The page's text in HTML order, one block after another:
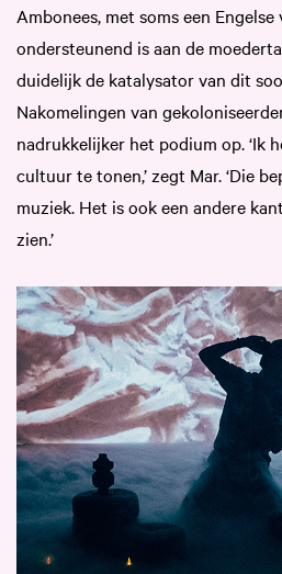
Ambonees, met soms een
ondersteunend is aan de
duidelijk de katalysator van dit
Nakomelingen van
nadrukkelijker het podium op. ‘Ik
cultuur te tonen,’ zegt Mar. ‘Die
muziek. Het is ook een andere
zien.’